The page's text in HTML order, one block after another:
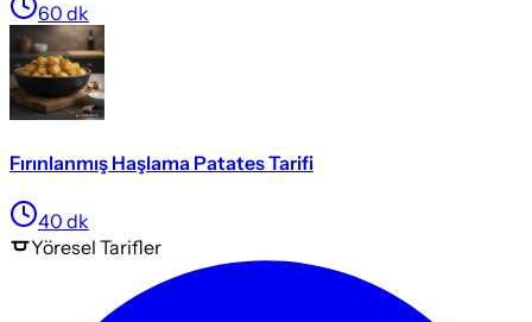
60 dk
Fırınlanmış Haşlama Patates Tarifi
40 dk
Yöresel Tarifler